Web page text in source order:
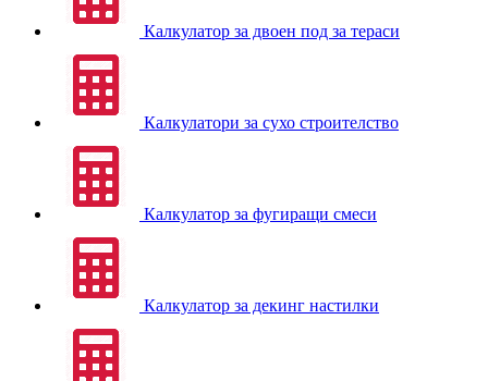
Калкулатор за двоен под за тераси
Калкулатори за сухо строителство
Калкулатор за фугиращи смеси
Калкулатор за декинг настилки